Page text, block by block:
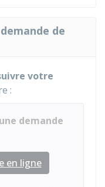
de
votre
:
demande
en ligne